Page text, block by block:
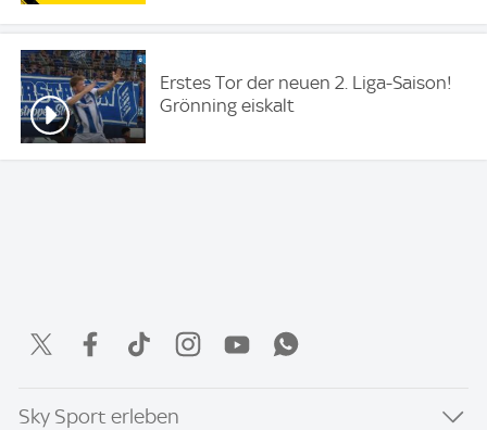
Erstes Tor der neuen 2. Liga-Saison!
Grönning eiskalt
Sky Sport erleben